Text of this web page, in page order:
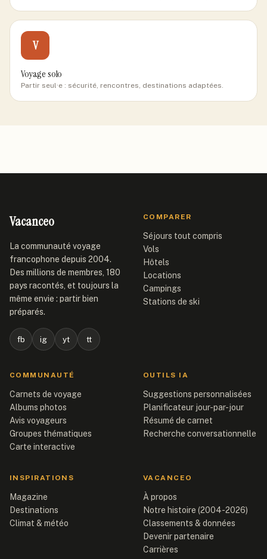
V
Voyage solo
Partir seul·e : sécurité, rencontres, destinations adaptées.
Vacanceo
La communauté voyage
francophone depuis 2004.
Des millions de membres, 180
pays racontés, et toujours la
même envie : partir bien
préparés.
fb ig yt tt
COMPARER
Séjours tout compris
Vols
Hôtels
Locations
Campings
Stations de ski
COMMUNAUTÉ
Carnets de voyage
Albums photos
Avis voyageurs
Groupes thématiques
Carte interactive
OUTILS IA
Suggestions personnalisées
Planificateur jour-par-jour
Résumé de carnet
Recherche conversationnelle
INSPIRATIONS
Magazine
Destinations
Climat & météo
VACANCEO
À propos
Notre histoire (2004-2026)
Classements & données
Devenir partenaire
Carrières